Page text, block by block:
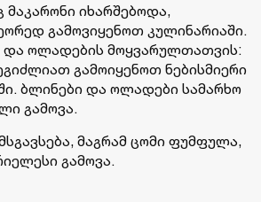
იხარშებოდა,
გამოვიყენოთ კულინარიაში.
და ოლადების მოყვარულთათვის:
გამოიყენოთ ნებისმიერი
ბლინები და ოლადები სამარხო
გამოვა.
მაგრამ ცომი ფუმფულა,
გამოვა.